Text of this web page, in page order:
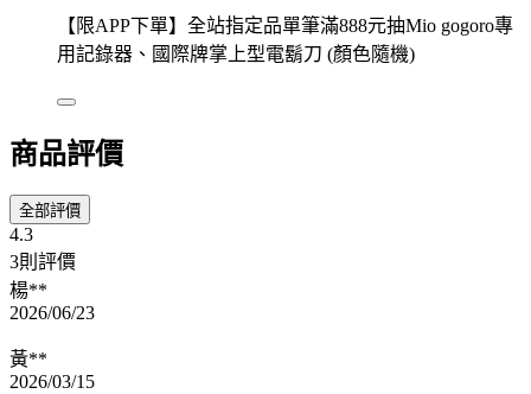
【限APP下單】全站指定品單筆滿888元抽Mio gogoro專
用記錄器、國際牌掌上型電鬍刀 (顏色隨機)
商品評價
全部評價
4.3
3則評價
楊**
2026/06/23
黃**
2026/03/15